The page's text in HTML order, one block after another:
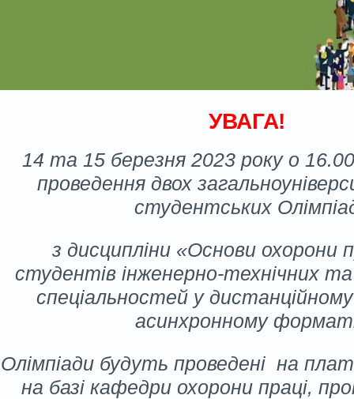
УВАГА!
14 та 15 березня 2023 року о
проведення двох
студентських
з дисципліни «Основи охорони
студентів інженерно-технічних
спеціальностей у
асинхронному
Олімпіади будуть проведені на
на базі кафедри охорони праці,